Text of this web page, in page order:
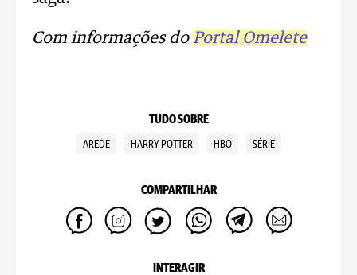
Com informações do Portal Omelete
TUDO SOBRE
AREDE HARRY POTTER HBO SÉRIE
COMPARTILHAR
INTERAGIR